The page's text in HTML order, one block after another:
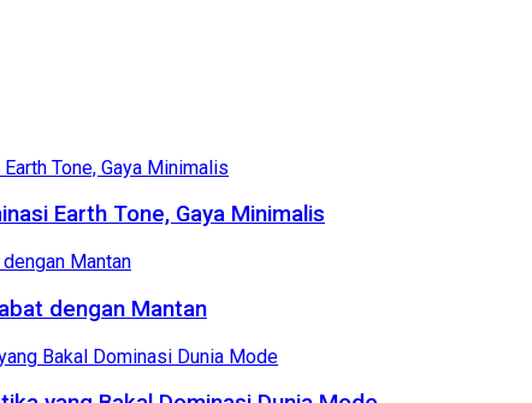
Earth Tone, Gaya Minimalis
dengan Mantan